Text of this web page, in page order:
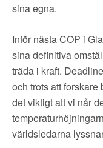
sina egna.
Inför nästa COP i
sina definitiva
träda i kraft.
och trots att
det viktigt att vi når
världsledarna